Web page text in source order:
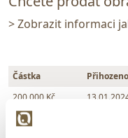
> Zobrazit informaci
Částka Přihozeno
200 000 Kč
190 000 Kč